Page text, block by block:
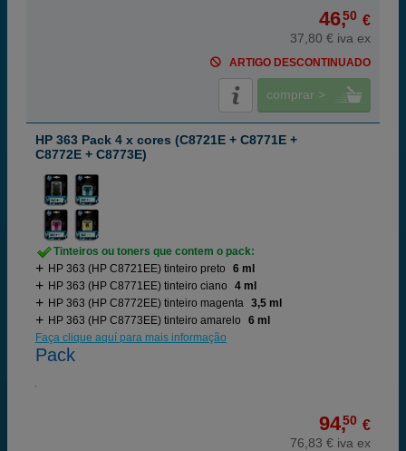
46,50 €
37,80 € iva ex
ARTIGO DESCONTINUADO
comprar >
HP 363 Pack 4 x cores (C8721E + C8771E +
C8772E + C8773E)
Tinteiros ou toners que contem o pack:
HP 363 (HP C8721EE) tinteiro preto
6 ml
HP 363 (HP C8771EE) tinteiro ciano
4 ml
HP 363 (HP C8772EE) tinteiro magenta 3,5 ml
HP 363 (HP C8773EE) tinteiro amarelo
6 ml
Faça clique aquí para mais informação
Pack
94,50 €
76,83 € iva ex